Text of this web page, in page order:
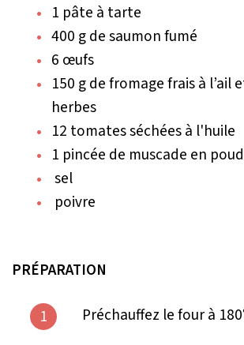
1 pâte à tarte
400 g de saumon fumé
6 œufs
150 g de fromage frais à l’ail
herbes
12 tomates séchées à l'huile
1 pincée de muscade en
sel
poivre
PRÉPARATION
1 Préchauffez le four à